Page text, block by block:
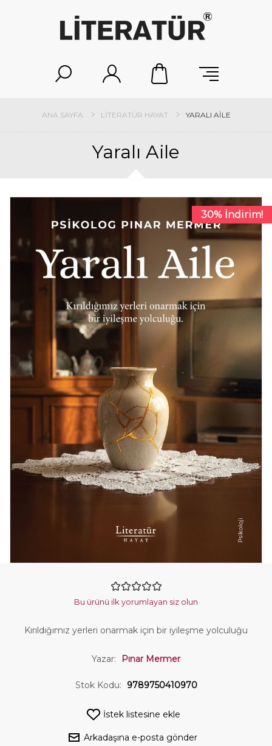
ANA SAYFA LITERATÜR HAYAT YARALI AILE
Yaralı Aile
30% İndirim!
Bu ürünü ilk yorumlayan siz olun
Kırıldığımız yerleri onarmak için bir iyileşme yolculuğu
Yazar: Pınar Mermer
Stok Kodu: 9789750410970
İstek listesine ekle
Arkadaşına e-posta gönder